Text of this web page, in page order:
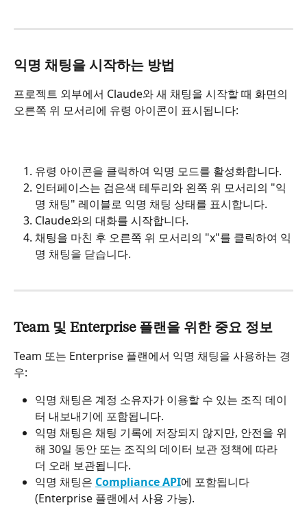
익명 채팅을 시작하는 방법
프로젝트 외부에서 Claude와 새 채팅을 시작할 때 화면의
오른쪽 위 모서리에 유령 아이콘이 표시됩니다:
유령 아이콘을 클릭하여 익명 모드를 활성화합니다.
인터페이스는 검은색 테두리와 왼쪽 위 모서리의 "익
명 채팅" 레이블로 익명 채팅 상태를 표시합니다.
Claude와의 대화를 시작합니다.
채팅을 마친 후 오른쪽 위 모서리의 "x"를 클릭하여 익
명 채팅을 닫습니다.
Team 및 Enterprise 플랜을 위한 중요 정보
Team 또는 Enterprise 플랜에서 익명 채팅을 사용하는 경
우:
익명 채팅은 계정 소유자가 이용할 수 있는 조직 데이
터 내보내기에 포함됩니다.
익명 채팅은 채팅 기록에 저장되지 않지만, 안전을 위
해 30일 동안 또는 조직의 데이터 보관 정책에 따라
더 오래 보관됩니다.
익명 채팅은 Compliance API에 포함됩니다
(Enterprise 플랜에서 사용 가능).